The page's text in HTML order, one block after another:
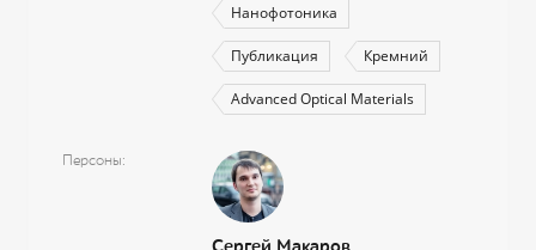
Нанофотоника
Публикация Кремний
Advanced Optical Materials
Персоны